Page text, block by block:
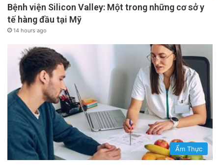
Bệnh viện Silicon Valley: Một trong những cơ sở y
tế hàng đầu tại Mỹ
14 hours ago
Ẩm Thực